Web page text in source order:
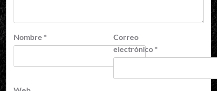
Nombre *
Correo
electrónico *